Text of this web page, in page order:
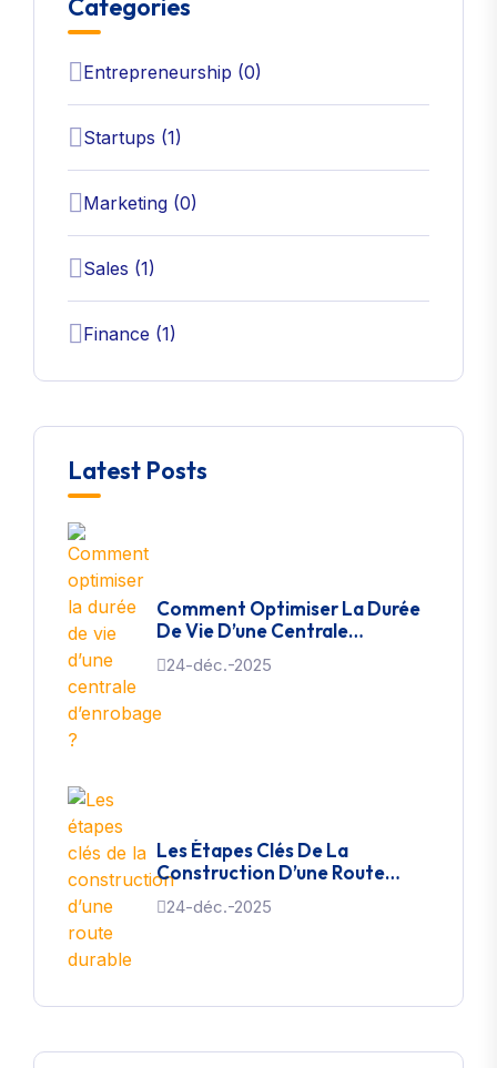
Categories
Entrepreneurship (0)
Startups (1)
Marketing (0)
Sales (1)
Finance (1)
Latest Posts
Comment Optimiser La Durée
De Vie D’une Centrale
24-déc.-2025
Les Étapes Clés De La
Construction D’une Route
24-déc.-2025